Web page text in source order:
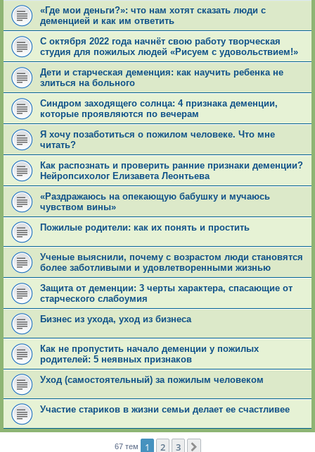
«Где мои деньги?»: что нам хотят сказать люди с
деменцией и как им ответить
С октября 2022 года начнёт свою работу творческая
студия для пожилых людей «Рисуем с удовольствием!»
Дети и старческая деменция: как научить ребенка не
злиться на больного
Синдром заходящего солнца: 4 признака деменции,
которые проявляются по вечерам
Я хочу позаботиться о пожилом человеке. Что мне
читать?
Как распознать и проверить ранние признаки деменции?
Нейропсихолог Елизавета Леонтьева
«Раздражаюсь на опекающую бабушку и мучаюсь
чувством вины»
Пожилые родители: как их понять и простить
Ученые выяснили, почему с возрастом люди становятся
более заботливыми и удовлетворенными жизнью
Защита от деменции: 3 черты характера, спасающие от
старческого слабоумия
Бизнес из ухода, уход из бизнеса
Как не пропустить начало деменции у пожилых
родителей: 5 неявных признаков
Уход (самостоятельный) за пожилым человеком
Участие стариков в жизни семьи делает ее счастливее
67 тем 1 2 3